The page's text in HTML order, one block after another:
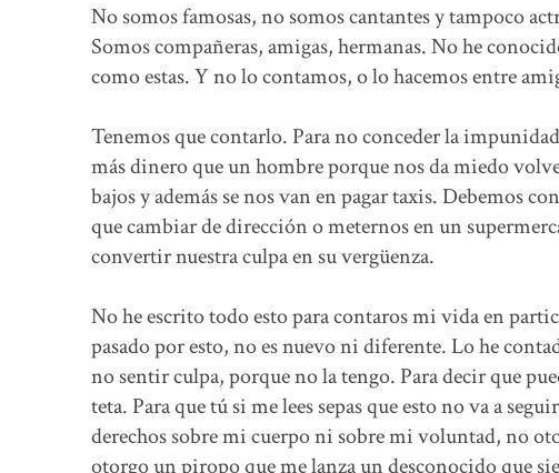
No somos famosas, no somos cantantes y tampoco
Somos compañeras, amigas, hermanas. No he
como estas. Y no lo contamos, o lo hacemos entre
Tenemos que contarlo. Para no conceder la
más dinero que un hombre porque nos da miedo
bajos y además se nos van en pagar taxis. Debemos
que cambiar de dirección o meternos en un
convertir nuestra culpa en su vergüenza.
No he escrito todo esto para contaros mi vida en
pasado por esto, no es nuevo ni diferente. Lo he
no sentir culpa, porque no la tengo. Para decir que
teta. Para que tú si me lees sepas que esto no va a
derechos sobre mi cuerpo ni sobre mi voluntad, no
otorgo un piropo que me lanza un desconocido que